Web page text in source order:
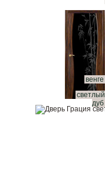
венге
светлый
дуб